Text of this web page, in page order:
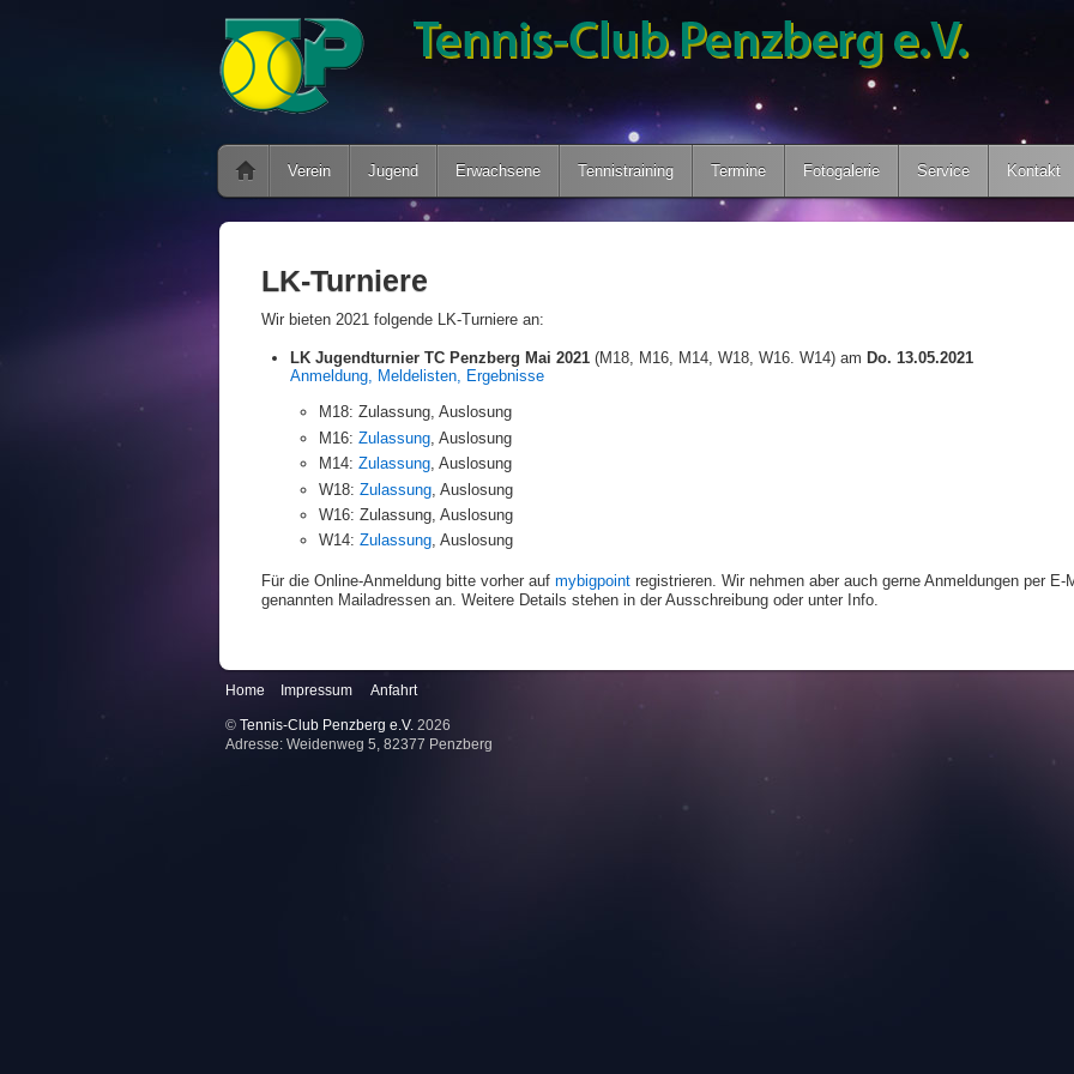
Verein Jugend Erwachsene Tennistraining Termine Fotogalerie Service Kontakt
LK-Turniere
Wir bieten 2021 folgende LK-Turniere an:
LK Jugendturnier TC Penzberg Mai 2021 (M18, M16, M14, W18, W16. W14) am Do. 13.05.2021
Anmeldung, Meldelisten, Ergebnisse
M18: Zulassung, Auslosung
M16: Zulassung , Auslosung
M14: Zulassung, Auslosung
W18: Zulassung , Auslosung
W16: Zulassung, Auslosung
W14: Zulassung, Auslosung
Für die Online-Anmeldung bitte vorher auf mybigpoint registrieren. Wir nehmen aber auch gerne Anmeldungen per
genannten Mailadressen an. Weitere Details stehen in der Ausschreibung oder unter Info.
Home Impressum Anfahrt
© Tennis-Club Penzberg e.V. 2026
Adresse: Weidenweg 5, 82377 Penzberg